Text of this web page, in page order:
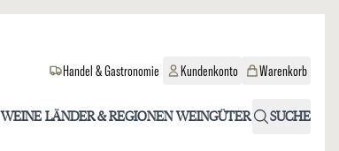
WEINE LÄNDER & REGIONEN WEINGÜTER SUCHE
Handel & Gastronomie Kundenkonto Warenkorb